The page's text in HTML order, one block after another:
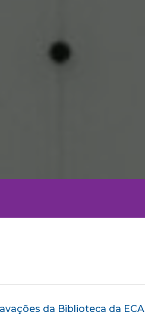
da Biblioteca da ECA